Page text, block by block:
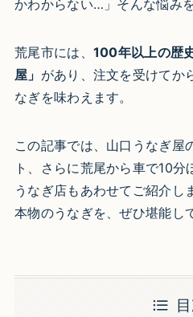
かわからない…」そんな悩み
荒尾市には、 100年以上の歴
屋」 があり、注文を受けてか
なぎを味わえます。
この記事では、山口うなぎ屋
ト、さらに荒尾から車で10
うなぎ店もあわせてご紹介し
本物のうなぎを、ぜひ堪能し